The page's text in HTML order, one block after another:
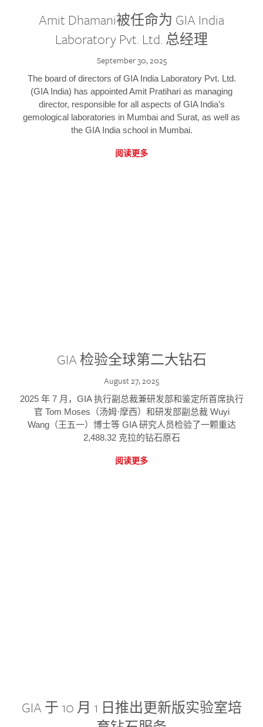
Amit Dhamani被任命为 GIA India
Laboratory Pvt. Ltd. 总经理
September 30, 2025
The board of directors of GIA India Laboratory Pvt. Ltd.
(GIA India) has appointed Amit Pratihari as managing
director, responsible for all aspects of GIA India’s
gemological laboratories in Mumbai and Surat, as well as
the GIA India school in Mumbai.
阅读更多
GIA 检验全球第二大钻石
August 27, 2025
2025 年 7 月，GIA 执行副总裁兼研发部和鉴定所首席执行
官 Tom Moses（汤姆·摩西）和研发部副总裁 Wuyi
Wang（王五一）博士等 GIA 研究人员检验了一颗重达
2,488.32 克拉的钻石原石
阅读更多
GIA 于 10 月 1 日推出更新版实验室培